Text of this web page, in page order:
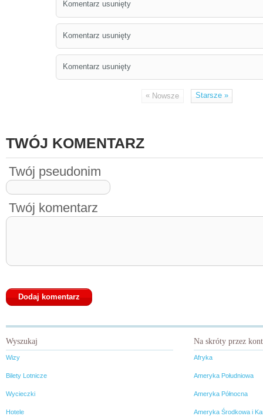
Komentarz usunięty
Komentarz usunięty
Komentarz usunięty
« Nowsze Starsze»
TWÓJ KOMENTARZ
Twój pseudonim
Twój komentarz
Wyszukaj
Wizy
Bilety Lotnicze
Wycieczki
Hotele
Na skróty przez
Afryka
Ameryka Południowa
Ameryka Północna
Ameryka Środkowa i